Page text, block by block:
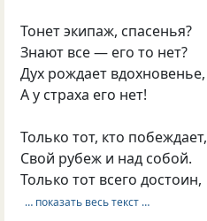
Тонет экипаж, спасенья?
Знают все — его то нет?
Дух рождает вдохновенье,
А у страха его нет!
Только тот, кто побеждает,
Свой рубеж и над собой.
Только тот всего достоин,
… показать весь текст …